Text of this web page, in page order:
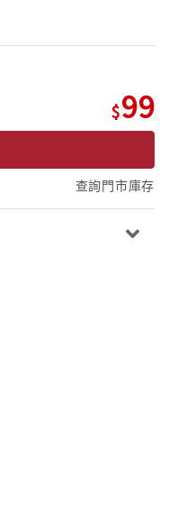
99
查詢門市庫存